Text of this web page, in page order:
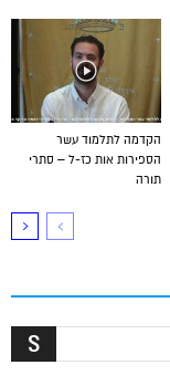
הקדמה לתלמוד עשר
הספירות אות כז-ל – סתרי
תורה